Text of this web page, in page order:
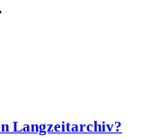
Langzeitarchiv?